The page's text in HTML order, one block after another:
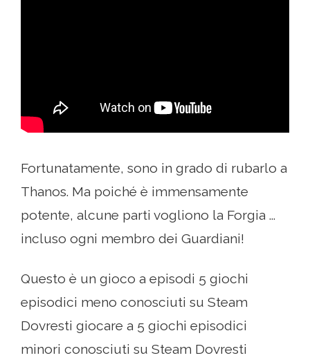
Fortunatamente, sono in grado di rubarlo a
Thanos. Ma poiché è immensamente
potente, alcune parti vogliono la Forgia ...
incluso ogni membro dei Guardiani!
Questo è un gioco a episodi 5 giochi
episodici meno conosciuti su Steam
Dovresti giocare a 5 giochi episodici
minori conosciuti su Steam Dovresti